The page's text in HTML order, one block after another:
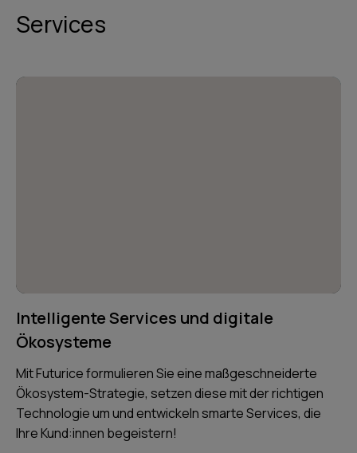
Services
Intelligente Services und digitale
Ökosysteme
Mit Futurice formulieren Sie eine maßgeschneiderte
Ökosystem-Strategie, setzen diese mit der richtigen
Technologie um und entwickeln smarte Services, die
Ihre Kund:innen begeistern!